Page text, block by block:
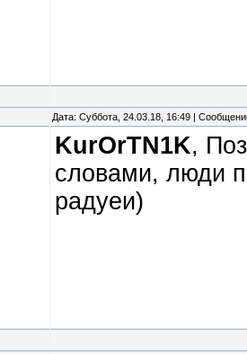
Дата: Суббота, 24.03.18, 16:49 |
KurOrTN1K,
словами, люди
радуеи)